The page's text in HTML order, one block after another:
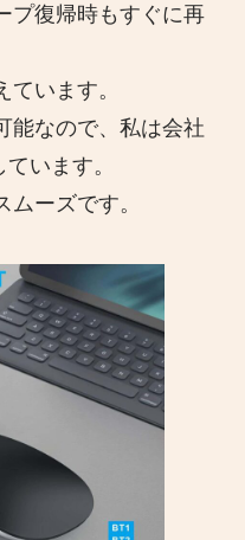
プ復帰時もすぐに再
います。
能なので、私は会社
います。
ーズです。